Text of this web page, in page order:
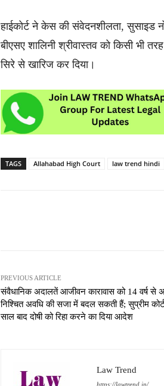
हाईकोर्ट ने केस की संवेदनशीलता, सुसाइड
बीएसए शालिनी श्रीवास्तव को किसी भी
सिरे से खारिज कर दिया।
TAGS Allahabad High Court law trend hindi
PREVIOUS ARTICLE
संवैधानिक अदालतें आजीवन कारावास को 14 वर्ष से
निश्चित अवधि की सजा में बदल सकती हैं; सुप्रीम
साल बाद दोषी को रिहा करने का दिया आदेश
Law Trend
https://lawtrend.in/